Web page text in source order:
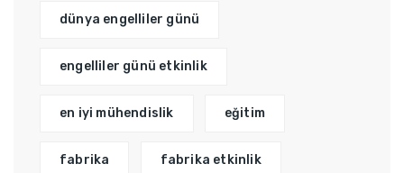
dünya engelliler günü
engelliler günü etkinlik
en iyi mühendislik eğitim
fabrika fabrika etkinlik